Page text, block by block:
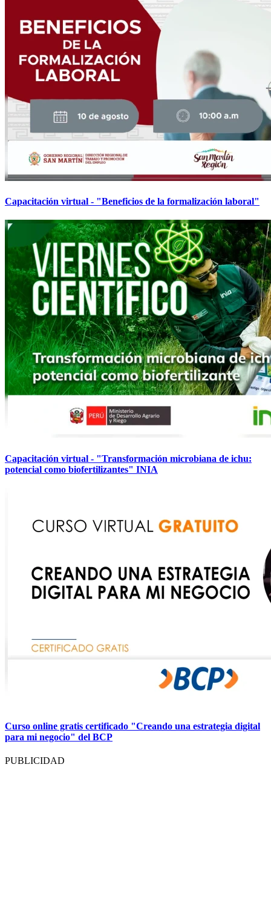
Capacitación virtual - "Beneficios de la formalización laboral"
Capacitación virtual - "Transformación microbiana de ichu:
potencial como biofertilizantes" INIA
Curso online gratis certificado "Creando una estrategia digital
para mi negocio" del BCP
PUBLICIDAD